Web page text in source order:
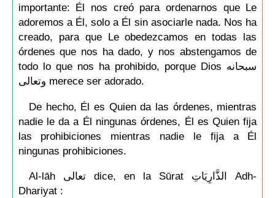
importante: Él nos creó para ordenarnos que Le
adoremos a Él, solo a Él sin asociarle nada. Nos ha
creado, para que Le obedezcamos en todas las
órdenes que nos ha dado, y nos abstengamos de
todo lo que nos ha prohibido, porque Dios سبحانه
وتعالى merece ser adorado.
De hecho, Él es Quien da las órdenes, mientras
nadie le da a Él ningunas órdenes, Él es Quien fija
las prohibiciones mientras nadie le fija a Él
ningunas prohibiciones.
Al-lāh تعالى dice, en la Sūrat الذَّارِيَاتِ Adh-
Dhariyat :